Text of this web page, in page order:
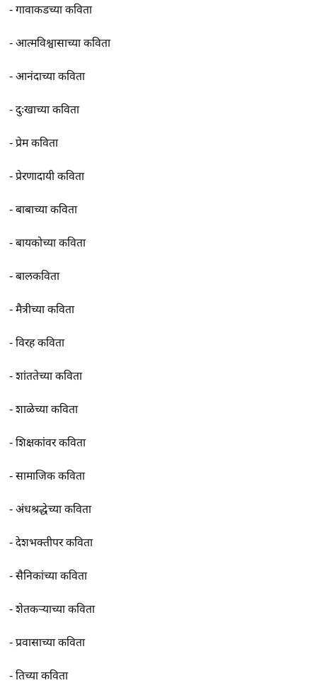
-गावाकडच्या कविता
-आत्मविश्वासाच्या कविता
-आनंदाच्या कविता
-दुःखाच्या कविता
-प्रेम कविता
-प्रेरणादायी कविता
-बाबाच्या कविता
-बायकोच्या कविता
-बालकविता
-मैत्रीच्या कविता
-विरह कविता
-शांततेच्या कविता
-शाळेच्या कविता
-शिक्षकांवर कविता
-सामाजिक कविता
-अंधश्रद्धेच्या कविता
-देशभक्तीपर कविता
-सैनिकांच्या कविता
-शेतकर्‍याच्या कविता
-प्रवासाच्या कविता
-तिच्या कविता